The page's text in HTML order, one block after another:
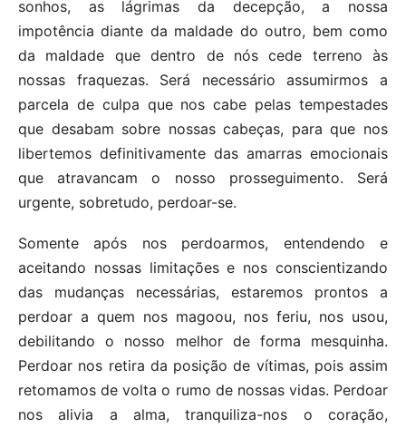
sonhos, as lágrimas da decepção, a nossa
impotência diante da maldade do outro, bem como
da maldade que dentro de nós cede terreno às
nossas fraquezas. Será necessário assumirmos a
parcela de culpa que nos cabe pelas tempestades
que desabam sobre nossas cabeças, para que nos
libertemos definitivamente das amarras emocionais
que atravancam o nosso prosseguimento. Será
urgente, sobretudo, perdoar-se.
Somente após nos perdoarmos, entendendo e
aceitando nossas limitações e nos conscientizando
das mudanças necessárias, estaremos prontos a
perdoar a quem nos magoou, nos feriu, nos usou,
debilitando o nosso melhor de forma mesquinha.
Perdoar nos retira da posição de vítimas, pois assim
retomamos de volta o rumo de nossas vidas. Perdoar
nos alivia a alma, tranquiliza-nos o coração,